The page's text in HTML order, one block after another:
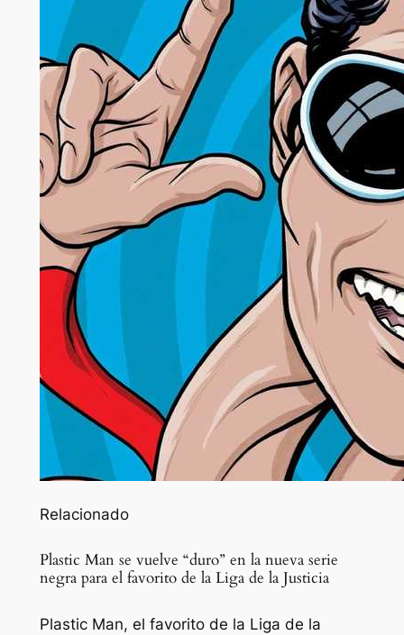
Relacionado
Plastic Man se vuelve “duro” en la nueva serie
negra para el favorito de la Liga de la Justicia
Plastic Man, el favorito de la Liga de la